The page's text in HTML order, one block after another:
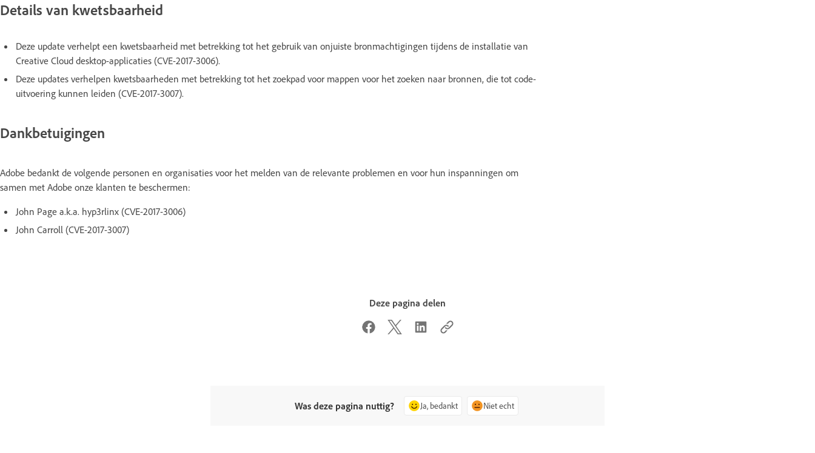
Details van kwetsbaarheid
Deze update verhelpt een kwetsbaarheid met betrekking tot het gebruik van onjuiste bronmachtigingen tijdens de installatie van
Creative Cloud desktop-applicaties (CVE-2017-3006).
Deze updates verhelpen kwetsbaarheden met betrekking tot het zoekpad voor mappen voor het zoeken naar bronnen, die tot code-
uitvoering kunnen leiden (CVE-2017-3007).
Dankbetuigingen
Adobe bedankt de volgende personen en organisaties voor het melden van de relevante problemen en voor hun inspanningen om
samen met Adobe onze klanten te beschermen:
John Page a.k.a. hyp3rlinx (CVE-2017-3006)
John Carroll (CVE-2017-3007)
Deze pagina delen
Was deze pagina nuttig? Ja, bedankt Niet echt